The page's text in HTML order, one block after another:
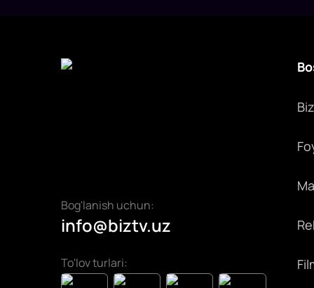
Bog'lanish uchun:
info@biztv.uz
To'lov turlari: